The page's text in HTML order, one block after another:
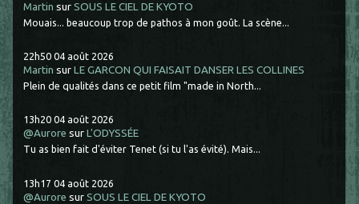
Martin surSOUS LE CIEL DE KYOTO
Mouais... beaucoup trop de pathos à mon goût. La scène...
22h50 04 août 2026
Martin surLE GARCON QUI FAISAIT DANSER LES COLLINES
Plein de qualités dans ce petit film "made in North...
13h20 04 août 2026
@Aurore surL'ODYSSÉE
Tu as bien fait d'éviter Tenet (si tu l'as évité). Mais...
13h17 04 août 2026
@Aurore surSOUS LE CIEL DE KYOTO